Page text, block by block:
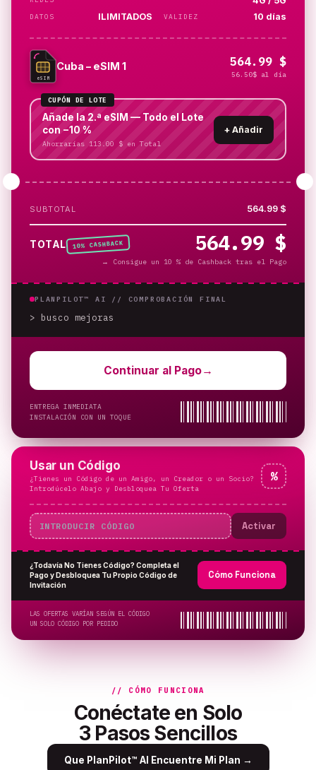
DATOS ILIMITADOS VALIDEZ 10 días
eSIM
Cuba – eSIM 1 564.99 $
56.50$ al día
CUPÓN DE LOTE
Añade la 2.ª eSIM — Todo el Lote
con −10 %
Ahorrarías 113.00 $ en Total
+ Añadir
SUBTOTAL 564.99 $
TOTAL 10% CASHBACK 564.99 $
→ Consigue un 10 % de Cashback tras el Pago
PLANPILOT™ AI // COMPROBACIÓN FINAL
> busco mejoras
Continuar al Pago→
ENTREGA INMEDIATA
INSTALACIÓN CON UN TOQUE
Usar un Código
¿Tienes un Código de un Amigo, un Creador o un Socio?
Introdúcelo Abajo y Desbloquea Tu Oferta
%
Activar
¿Todavía No Tienes Código? Completa el
Pago y Desbloquea Tu Propio Código de
Invitación
Cómo Funciona
LAS OFERTAS VARÍAN SEGÚN EL CÓDIGO
UN SOLO CÓDIGO POR PEDIDO
// CÓMO FUNCIONA
Conéctate en Solo
3 Pasos Sencillos
Que PlanPilot™ AI Encuentre Mi Plan →